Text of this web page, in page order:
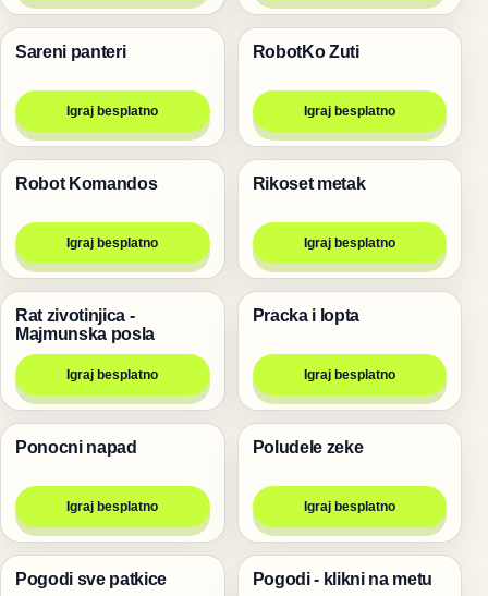
Pucanje
Sareni panteri
Igraj besplatno
Pucanje
RobotKo Zuti
Igraj besplatno
Pucanje
Robot Komandos
Igraj besplatno
Pucanje
Rikoset metak
Igraj besplatno
Životinje
Rat zivotinjica -
Majmunska posla
Igraj besplatno
Pucanje
Pracka i lopta
Igraj besplatno
Pucanje
Ponocni napad
Igraj besplatno
Pucanje
Poludele zeke
Igraj besplatno
Pucanje
Pogodi sve patkice Pucanje
Pogodi - klikni na metu